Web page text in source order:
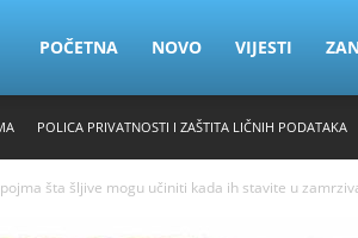
Zena
POČETNA NOVO VIJESTI
POLICA PRIVATNOSTI I ZAŠTITA LIČNIH PODATAKA
šta šljive mogu učiniti kada ih stavite u